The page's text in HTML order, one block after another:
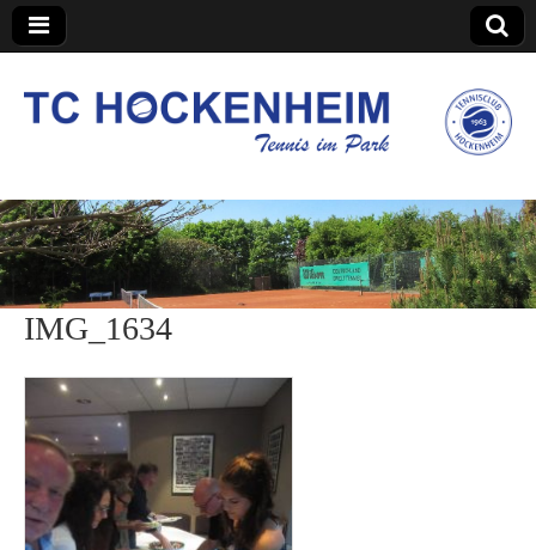
TC Hockenheim
IMG_1634